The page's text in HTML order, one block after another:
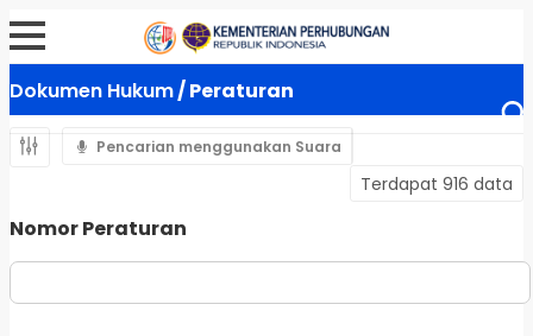
Dokumen Hukum/ Peraturan
Pencarian menggunakan Suara
Terdapat 916 data
Nomor Peraturan